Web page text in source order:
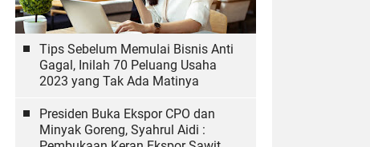
Tips Sebelum Memulai Bisnis Anti
Gagal, Inilah 70 Peluang Usaha
2023 yang Tak Ada Matinya
Presiden Buka Ekspor CPO dan
Minyak Goreng, Syahrul Aidi :